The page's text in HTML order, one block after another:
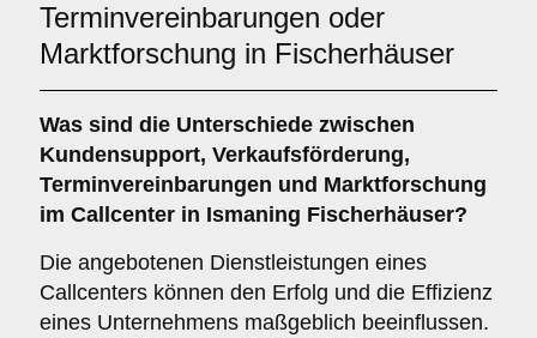
Terminvereinbarungen oder
Marktforschung in Fischerhäuser
Was sind die Unterschiede zwischen
Kundensupport, Verkaufsförderung,
Terminvereinbarungen und Marktforschung
im Callcenter in Ismaning Fischerhäuser?
Die angebotenen Dienstleistungen eines
Callcenters können den Erfolg und die Effizienz
eines Unternehmens maßgeblich beeinflussen.